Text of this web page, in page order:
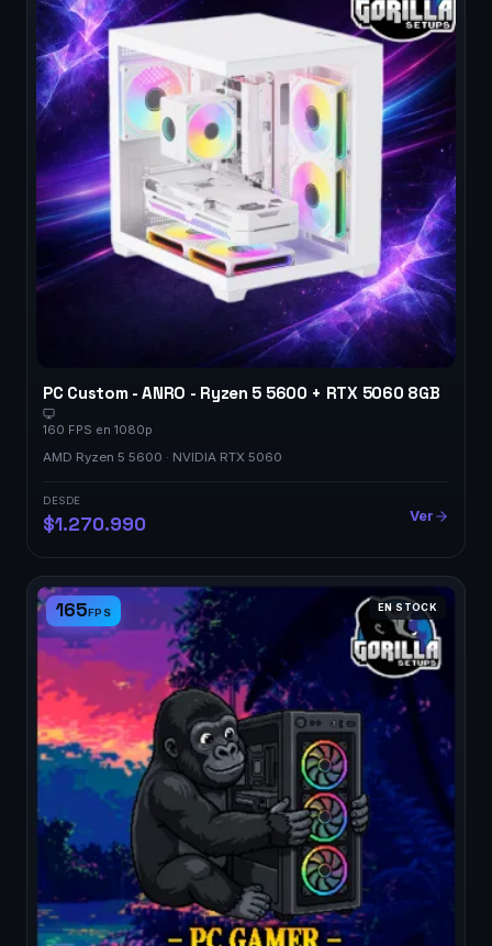
PC Custom - ANRO - Ryzen 5 5600 + RTX 5060 8GB
160 FPS en 1080p
AMD Ryzen 5 5600 · NVIDIA RTX 5060
DESDE
$1.270.990 Ver
165FPS EN STOCK